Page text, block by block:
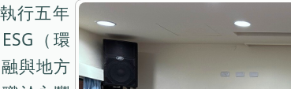
行五年
（環
與地方